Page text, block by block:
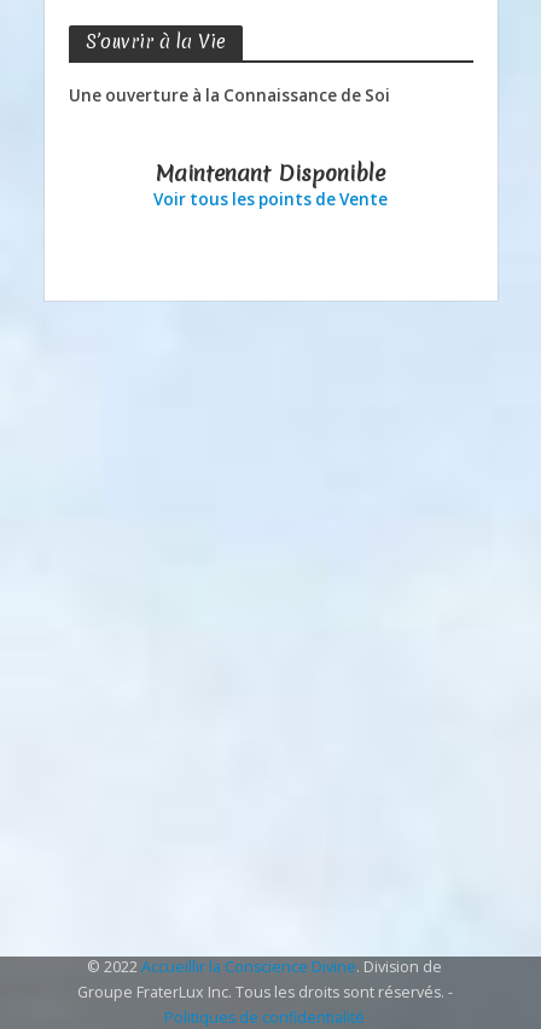
S’ouvrir à la Vie
Une ouverture à la Connaissance de Soi
Maintenant Disponible
Voir tous les points de Vente
© 2022Accueillir la Conscience Divine. Division de
Groupe FraterLux Inc. Tous les droits sont réservés. -
Politiques de confidentialité